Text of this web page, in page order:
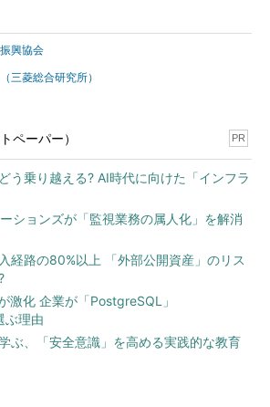
興協会
三菱総合研究所）
ペーパー） PR
う乗り越える? AI時代に向けた「インフラ
ションズが「監視業務の属人化」を解消
経路の80%以上 「外部公開資産」のリス
激化 企業が「PostgreSQL」
ぶ理由
ぶ、「安全意識」を高める実践的な教育